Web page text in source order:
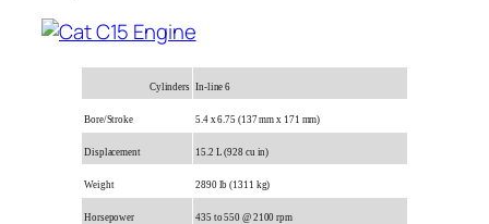
Cylinders In-line 6
Bore/Stroke 5.4 x 6.75 (137 mm x 171 mm)
Displacement 15.2 L (928 cu in)
Weight 2890 lb (1311 kg)
Horsepower 435 to 550 @ 2100 rpm